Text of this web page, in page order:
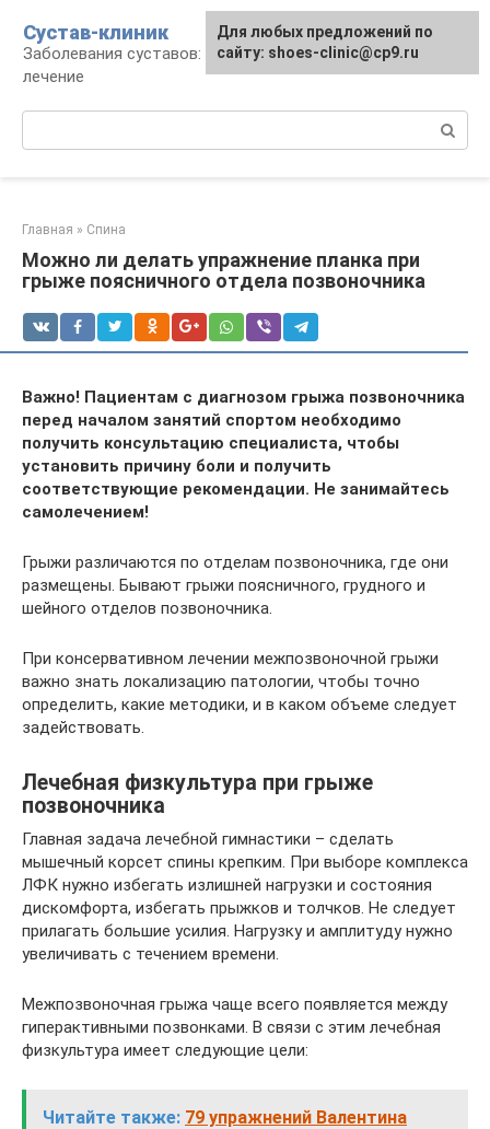
контенту
Сустав-клиник
Заболевания суставов: профилактика и
лечение
Главная » Спина
Можно ли делать упражнение планка при
грыже поясничного отдела позвоночника
Важно! Пациентам с диагнозом грыжа позвоночника
перед началом занятий спортом необходимо
получить консультацию специалиста, чтобы
установить причину боли и получить
соответствующие рекомендации. Не занимайтесь
самолечением!
Грыжи различаются по отделам позвоночника, где они
размещены. Бывают грыжи поясничного, грудного и
шейного отделов позвоночника.
При консервативном лечении межпозвоночной грыжи
важно знать локализацию патологии, чтобы точно
определить, какие методики, и в каком объеме следует
задействовать.
Лечебная физкультура при грыже
позвоночника
Главная задача лечебной гимнастики – сделать
мышечный корсет спины крепким. При выборе комплекса
ЛФК нужно избегать излишней нагрузки и состояния
дискомфорта, избегать прыжков и толчков. Не следует
прилагать большие усилия. Нагрузку и амплитуду нужно
увеличивать с течением времени.
Межпозвоночная грыжа чаще всего появляется между
гиперактивными позвонками. В связи с этим лечебная
физкультура имеет следующие цели:
Читайте также: 79 упражнений Валентина
Для любых предложений по
сайту: shoes-clinic@cp9.ru